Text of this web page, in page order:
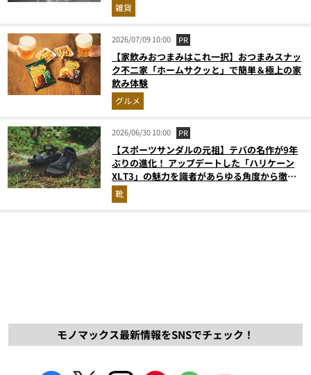
雑貨
2026/07/09 10:00 PR
【家飲みおつまみはこれ一択】おつまみスナッ
ク不二家「ホームサクッと」で簡単＆極上の家
飲み体験
グルメ
2026/06/30 10:00 PR
【スポーツサンダルの元祖】テバの名作が9年
ぶりの進化！ アップデートした「ハリケーン
XLT3」の魅力を識者があらゆる角度から徹底
解説！
靴
モノマックス最新情報をSNSでチェック！